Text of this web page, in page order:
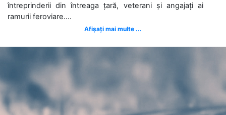
întreprinderii din întreaga țară, veterani și angajați ai
ramurii feroviare....
Afișați mai multe ...